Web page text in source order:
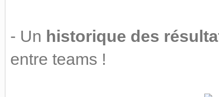
- Un historique des
entre teams !